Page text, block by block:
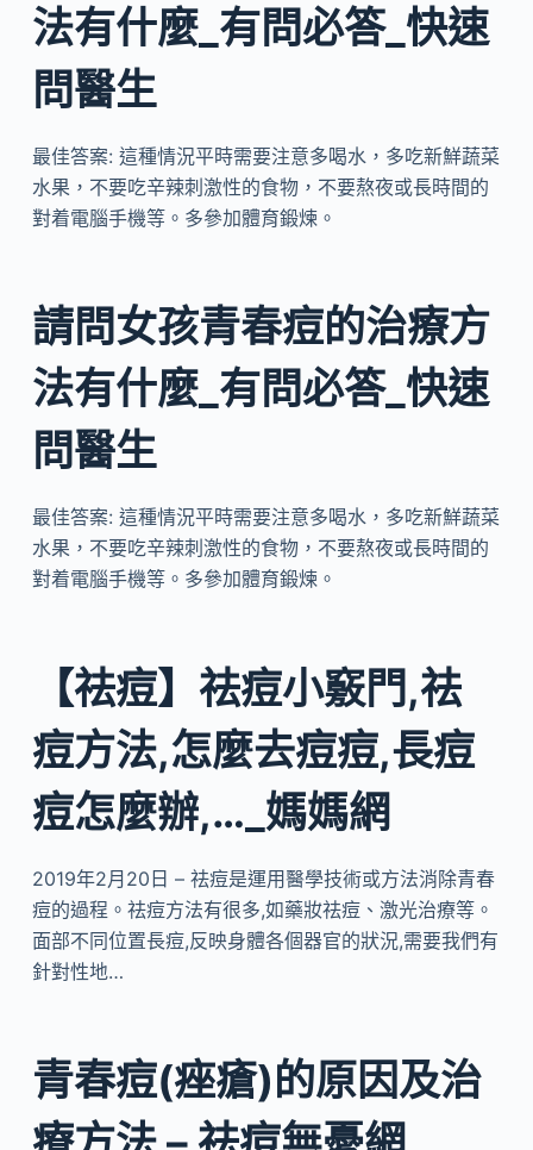
法有什麼_有問必答_快速
問醫生
最佳答案: 這種情況平時需要注意多喝水，多吃新鮮蔬菜
水果，不要吃辛辣刺激性的食物，不要熬夜或長時間的
對着電腦手機等。多參加體育鍛煉。
請問女孩青春痘的治療方
法有什麼_有問必答_快速
問醫生
最佳答案: 這種情況平時需要注意多喝水，多吃新鮮蔬菜
水果，不要吃辛辣刺激性的食物，不要熬夜或長時間的
對着電腦手機等。多參加體育鍛煉。
【祛痘】祛痘小竅門,祛
痘方法,怎麼去痘痘,長痘
痘怎麼辦,…_媽媽網
2019年2月20日 – 祛痘是運用醫學技術或方法消除青春
痘的過程。祛痘方法有很多,如藥妝祛痘、激光治療等。
面部不同位置長痘,反映身體各個器官的狀況,需要我們有
針對性地…
青春痘(痤瘡)的原因及治